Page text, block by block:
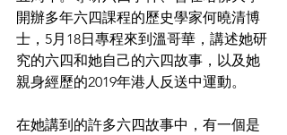
開辦多年六四課程的歷史學家何曉清博
士，5月18日專程來到溫哥華，講述她研
究的六四和她自己的六四故事，以及她
親身經歷的2019年港人反送中運動。
在她講到的許多六四故事中，有一個是